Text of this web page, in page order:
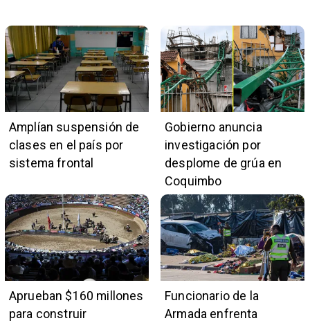
Amplían suspensión de
clases en el país por
sistema frontal
Gobierno anuncia
investigación por
desplome de grúa en
Coquimbo
Aprueban $160 millones
para construir
Funcionario de la
Armada enfrenta